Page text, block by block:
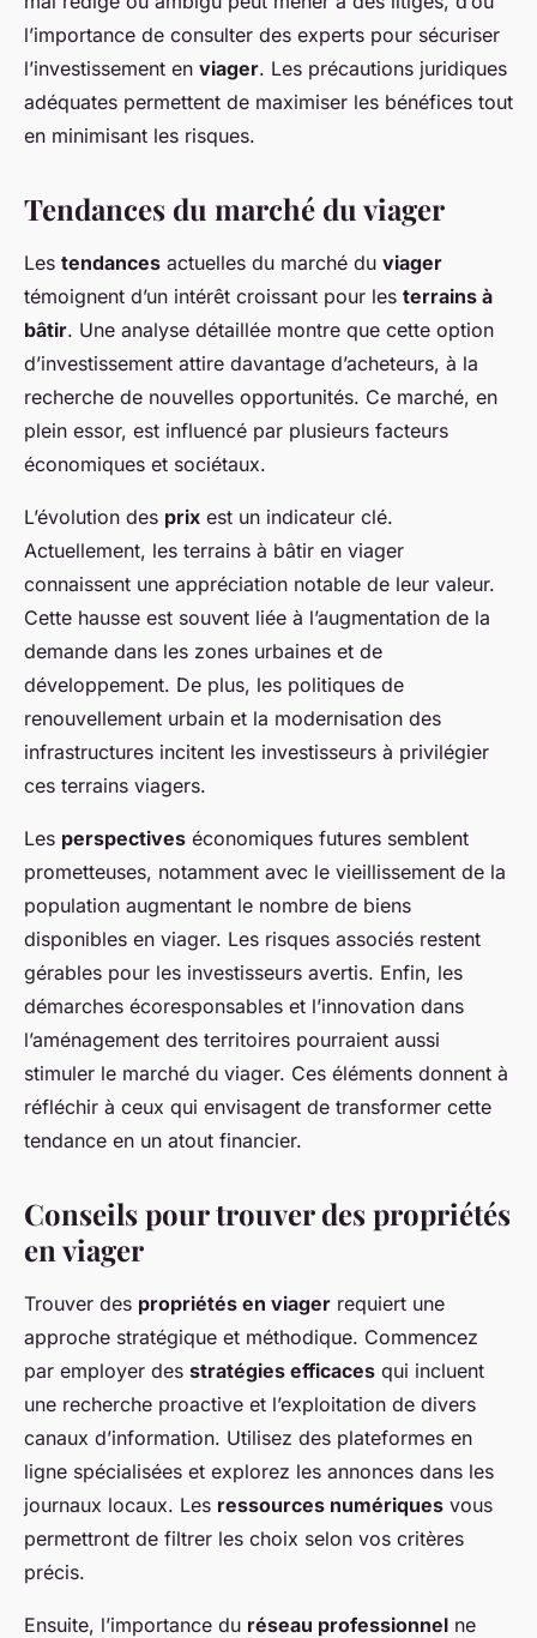
l’importance de consulter des experts pour sécuriser
l’investissement en viager. Les précautions juridiques
adéquates permettent de maximiser les bénéfices tout
en minimisant les risques.
Tendances du marché du viager
Les tendances actuelles du marché du viager
témoignent d’un intérêt croissant pour les terrains à
bâtir. Une analyse détaillée montre que cette option
d’investissement attire davantage d’acheteurs, à la
recherche de nouvelles opportunités. Ce marché, en
plein essor, est influencé par plusieurs facteurs
économiques et sociétaux.
L’évolution des prix est un indicateur clé.
Actuellement, les terrains à bâtir en viager
connaissent une appréciation notable de leur valeur.
Cette hausse est souvent liée à l’augmentation de la
demande dans les zones urbaines et de
développement. De plus, les politiques de
renouvellement urbain et la modernisation des
infrastructures incitent les investisseurs à privilégier
ces terrains viagers.
Les perspectives économiques futures semblent
prometteuses, notamment avec le vieillissement de la
population augmentant le nombre de biens
disponibles en viager. Les risques associés restent
gérables pour les investisseurs avertis. Enfin, les
démarches écoresponsables et l’innovation dans
l’aménagement des territoires pourraient aussi
stimuler le marché du viager. Ces éléments donnent à
réfléchir à ceux qui envisagent de transformer cette
tendance en un atout financier.
Conseils pour trouver des propriétés
en viager
Trouver des propriétés en viager requiert une
approche stratégique et méthodique. Commencez
par employer des stratégies efficaces qui incluent
une recherche proactive et l’exploitation de divers
canaux d’information. Utilisez des plateformes en
ligne spécialisées et explorez les annonces dans les
journaux locaux. Les ressources numériques vous
permettront de filtrer les choix selon vos critères
précis.
Ensuite, l’importance du réseau professionnel ne